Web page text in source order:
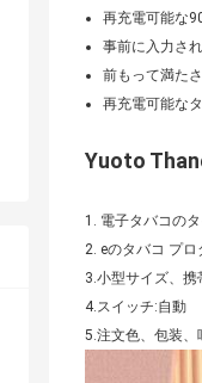
再充電可能な
事前に入力さ
前もって満た
再充電可能な
Yuoto
1. 電子タバコの
2. eのタバコ プ
3.小型サイズ、
4.スイッチ:自動
5.注文色、包装、